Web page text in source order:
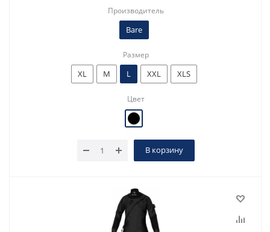
Производитель
Bare
Размер
XL M L XXL XLS
Цвет
В корзину